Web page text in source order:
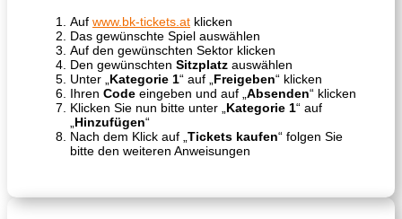
Auf www.bk-tickets.at klicken
Das gewünschte Spiel auswählen
Auf den gewünschten Sektor klicken
Den gewünschten Sitzplatz auswählen
Unter „ Kategorie 1“ auf „ Freigeben“ klicken
Ihren Code eingeben und auf „ Absenden“ klicken
Klicken Sie nun bitte unter „ Kategorie 1“ auf
Hinzufügen“
Nach dem Klick auf „ Tickets kaufen“ folgen Sie
bitte den weiteren Anweisungen